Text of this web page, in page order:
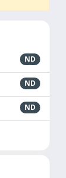
ND
ND
ND